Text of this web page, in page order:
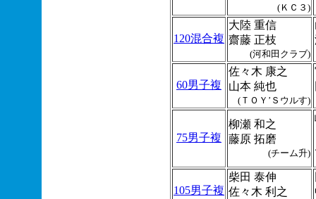
(ＫＣ３)
120混合複
大陸 重信
齋藤 正枝
(河和田クラブ)
60男子複
佐々木 康之
山本 純也
(ＴＯＹ’Ｓウルす)
75男子複
柳瀬 和之
藤原 拓磨
(チーム升)
105男子複
柴田 泰伸
佐々木 利之